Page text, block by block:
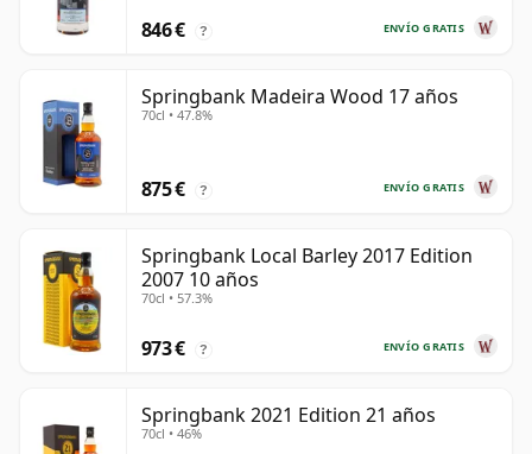
ENVÍO GRATIS
846 € ?
Springbank Madeira Wood 17 años
70cl • 47.8%
ENVÍO GRATIS
875 € ?
Springbank Local Barley 2017 Edition
2007 10 años
70cl • 57.3%
ENVÍO GRATIS
973 € ?
Springbank 2021 Edition 21 años
70cl • 46%